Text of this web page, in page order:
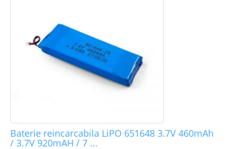
Baterie reincarcabila LiPO 651648 3.7V 460mAh
/ 3.7V 920mAH / 7 ...